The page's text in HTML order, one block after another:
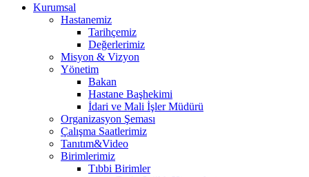
Kurumsal
Hastanemiz
Tarihçemiz
Değerlerimiz
Misyon & Vizyon
Yönetim
Bakan
Hastane Başhekimi
İdari ve Mali İşler Müdürü
Organizasyon Şeması
Çalışma Saatlerimiz
Tanıtım&Video
Birimlerimiz
Tıbbi Birimler